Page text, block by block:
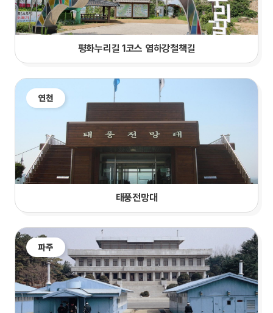
평화누리길 1코스 염하강철책길
연천
태풍전망대
파주